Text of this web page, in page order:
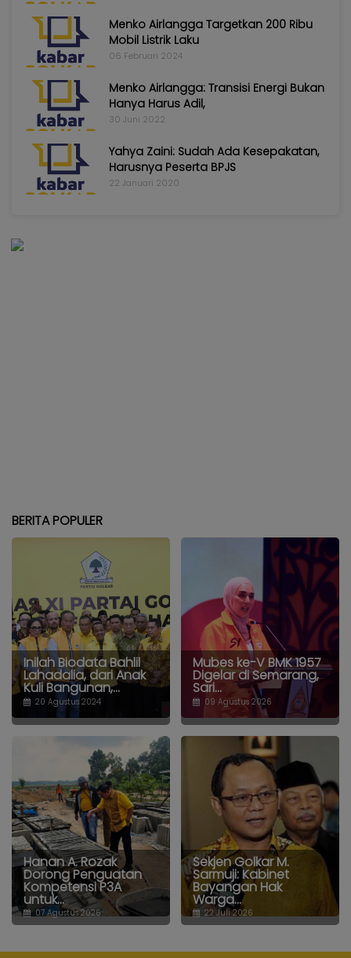
Menko Airlangga Targetkan 200 Ribu
Mobil Listrik Laku
06 Februari 2024
Menko Airlangga: Transisi Energi Bukan
Hanya Harus Adil,
30 Juni 2022
Yahya Zaini: Sudah Ada Kesepakatan,
Harusnya Peserta BPJS
22 Januari 2020
BERITA POPULER
Inilah Biodata Bahlil
Lahadalia, dari Anak
Kuli Bangunan,...
20 Agustus 2024
Mubes ke-V BMK 1957
Digelar di Semarang,
Sari...
09 Agustus 2026
Hanan A. Rozak
Dorong Penguatan
Kompetensi P3A
untuk...
07 Agustus 2026
Sekjen Golkar M.
Sarmuji: Kabinet
Bayangan Hak
Warga...
22 Juli 2026